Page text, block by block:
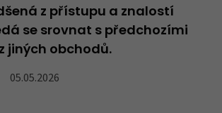
z přístupu a znalostí
se srovnat s předchozími
jiných obchodů.
05.05.2026